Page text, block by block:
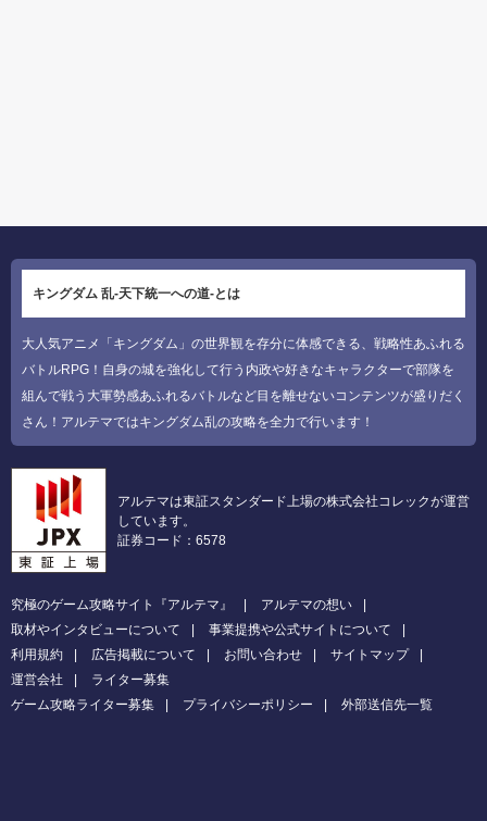
キングダム 乱-天下統一への道-とは
大人気アニメ「キングダム」の世界観を存分に体感できる、戦略性あふれる
バトルRPG！自身の城を強化して行う内政や好きなキャラクターで部隊を
組んで戦う大軍勢感あふれるバトルなど目を離せないコンテンツが盛りだく
さん！アルテマではキングダム乱の攻略を全力で行います！
アルテマは東証スタンダード上場の株式会社コレックが運営
しています。
証券コード：6578
究極のゲーム攻略サイト『アルテマ』
アルテマの想い
取材やインタビューについて
事業提携や公式サイトについて
利用規約
広告掲載について お問い合わせ
サイトマップ
運営会社
ライター募集
ゲーム攻略ライター募集
プライバシーポリシー 外部送信先一覧